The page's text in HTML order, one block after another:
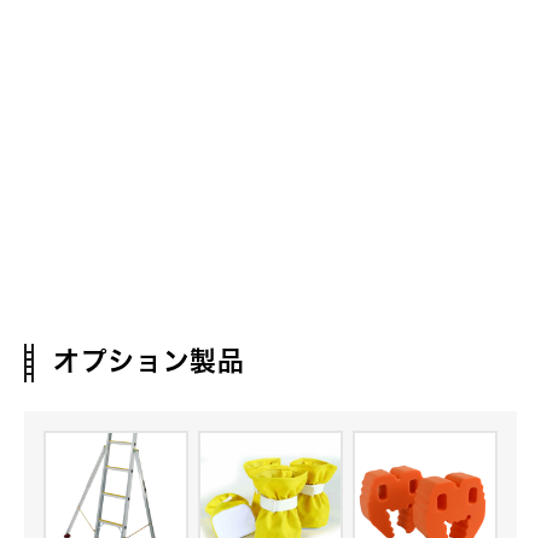
オプション製品